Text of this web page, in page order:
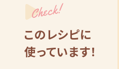
Check!
このレシピに
使っています！